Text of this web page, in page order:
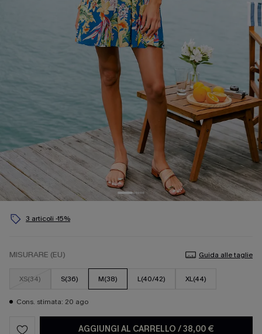
3 articoli -15%
MISURARE (EU) Guida alle taglie
XS(34) S(36) M(38) L(40/42) XL(44)
Cons. stimata: 20 ago
AGGIUNGI AL CARRELLO /38,00 €